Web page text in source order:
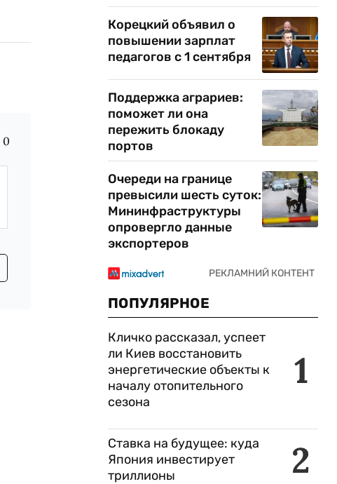
0
Корецкий объявил о
повышении зарплат
педагогов с 1 сентября
Поддержка аграриев:
поможет ли она
пережить блокаду
портов
Очереди на границе
превысили шесть суток:
Мининфраструктуры
опровергло данные
экспортеров
ПОПУЛЯРНОЕ
1
Кличко рассказал, успеет
ли Киев восстановить
энергетические объекты к
началу отопительного
сезона
2
Ставка на будущее: куда
Япония инвестирует
триллионы